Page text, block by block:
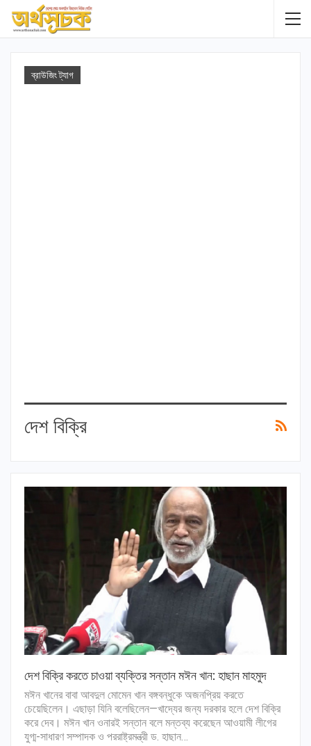
ব্রাউজিং ট্যাগ
দেশ বিক্রি
দেশ বিক্রি করতে চাওয়া ব্যক্তির সন্তান মঈন খান: হাছান মাহমুদ
মঈন খানের বাবা আবদুল মোমেন খান বঙ্গবন্ধুকে অজনপ্রিয় করতে
চেয়েছিলেন। এছাড়া যিনি বলেছিলেন—খাদ্যের জন্য দরকার হলে দেশ বিক্রি
করে দেব। মঈন খান ওনারই সন্তান বলে মন্তব্য করেছেন আওয়ামী লীগের
যুগ্ম-সাধারণ সম্পাদক ও পররাষ্ট্রমন্ত্রী ড. হাছান…